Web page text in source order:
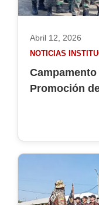
Abril 12, 2026
NOTICIAS
Promoción